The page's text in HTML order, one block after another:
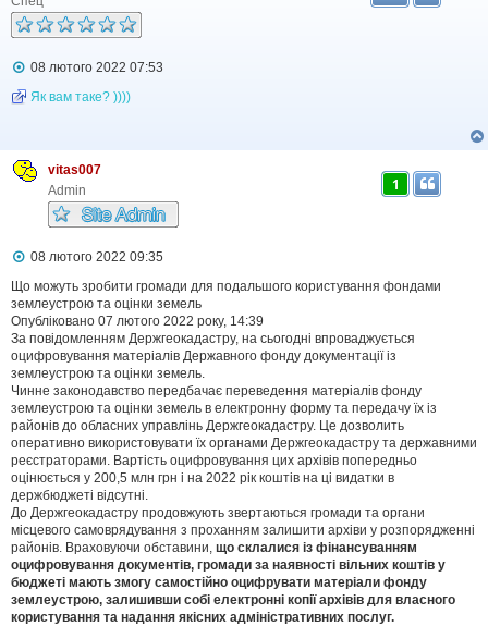
н
н
П
в
м
л
08 лютого 2022 07:53
Як вам таке? ))))
vitas007
Admin
1
П
в
і
д
о
м
л
е
н
н
я
08 лютого 2022 09:35
Що можуть зробити громади для подальшого користування фондами
землеустрою та оцінки земель
Опубліковано 07 лютого 2022 року, 14:39
За повідомленням Держгеокадастру, на сьогодні впроваджується
оцифровування матеріалів Державного фонду документації із
землеустрою та оцінки земель.
Чинне законодавство передбачає переведення матеріалів фонду
землеустрою та оцінки земель в електронну форму та передачу їх із
районів до обласних управлінь Держгеокадастру. Це дозволить
оперативно використовувати їх органами Держгеокадастру та державними
реєстраторами. Вартість оцифровування цих архівів попередньо
оцінюється у 200,5 млн грн і на 2022 рік коштів на ці видатки в
держбюджеті відсутні.
До Держгеокадастру продовжують звертаються громади та органи
місцевого самоврядування з проханням залишити архіви у розпорядженні
районів. Враховуючи обставини, що склалися із фінансуванням
оцифровування документів, громади за наявності вільних коштів у
бюджеті мають змогу самостійно оцифрувати матеріали фонду
землеустрою, залишивши собі електронні копії архівів для власного
користування та надання якісних адміністративних послуг.